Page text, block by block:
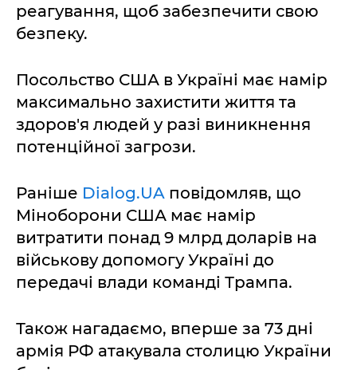
реагування, щоб забезпечити свою
безпеку.
Посольство США в Україні має намір
максимально захистити життя та
здоров'я людей у разі виникнення
потенційної загрози.
Раніше Dialog.UA повідомляв, що
Міноборони США має намір
витратити понад 9 млрд доларів на
військову допомогу Україні до
передачі влади команді Трампа.
Також нагадаємо, вперше за 73 дні
армія РФ атакувала столицю України